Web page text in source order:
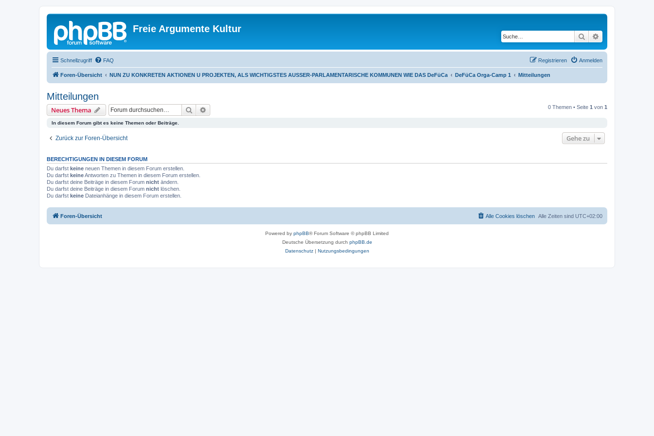
Freie Argumente Kultur
Suche
Schnellzugriff FAQ Anmelden
Registrieren
Foren-Übersicht NUN ZU KONKRETEN AKTIONEN U PROJEKTEN, ALS WICHTIGSTES AUSSER-PARLAMENTARISCHE KOMMUNEN WIE DAS DeFüCa DeFüCa Orga-Camp 1 Mitteilungen
Mitteilungen
Neues Thema Suche 0 Themen • Seite 1 von 1
In diesem Forum gibt es keine Themen oder Beiträge.
Zurück zur Foren-Übersicht Gehe zu
BERECHTIGUNGEN IN DIESEM FORUM
Du darfst keine neuen Themen in diesem Forum erstellen.
Du darfst keineAntworten zu Themen in diesem Forum erstellen.
Du darfst deine Beiträge in diesem Forum nicht ändern.
Du darfst deine Beiträge in diesem Forum nicht löschen.
Du darfst keine Dateianhänge in diesem Forum erstellen.
Foren-Übersicht Alle Zeiten sind UTC+02:00
Alle Cookies löschen
Powered by phpBB® Forum Software © phpBB Limited
Deutsche Übersetzung durch phpBB.de
Datenschutz| Nutzungsbedingungen